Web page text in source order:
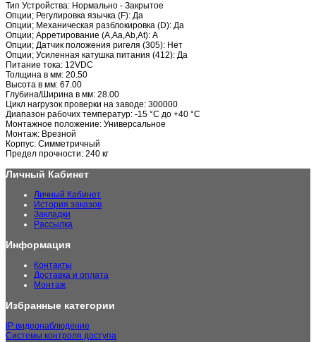
Тип Устройства: Нормально - Закрытое
Опции; Регулировка язычка (F): Да
Опции; Механическая разблокировка (D): Да
Опции; Арретирование (A,Aa,Ab,At): A
Опции; Датчик положения ригеля (305): Нет
Опции; Усиленная катушка питания (412): Да
Питание тока: 12VDC
Толщина в мм: 20.50
Высота в мм: 67.00
Глубина/Ширина в мм: 28.00
Цикл нагрузок проверки на заводе: 300000
Диапазон рабочих температур: -15 °C до +40 °C
Монтажное положение: Универсальное
Монтаж: Врезной
Корпус: Симметричный
Предел прочности: 240 кг
Личный Кабинет
Личный Кабинет
История заказов
Закладки
Рассылка
Информация
Контакты
Доставка и оплата
Монтаж
Избранные категории
IP видеонаблюдение
Системы контроля доступа